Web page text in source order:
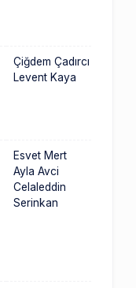
Çiğdem Çadırcı
Levent Kaya
Esvet Mert
Ayla Avci
Celaleddin
Serinkan